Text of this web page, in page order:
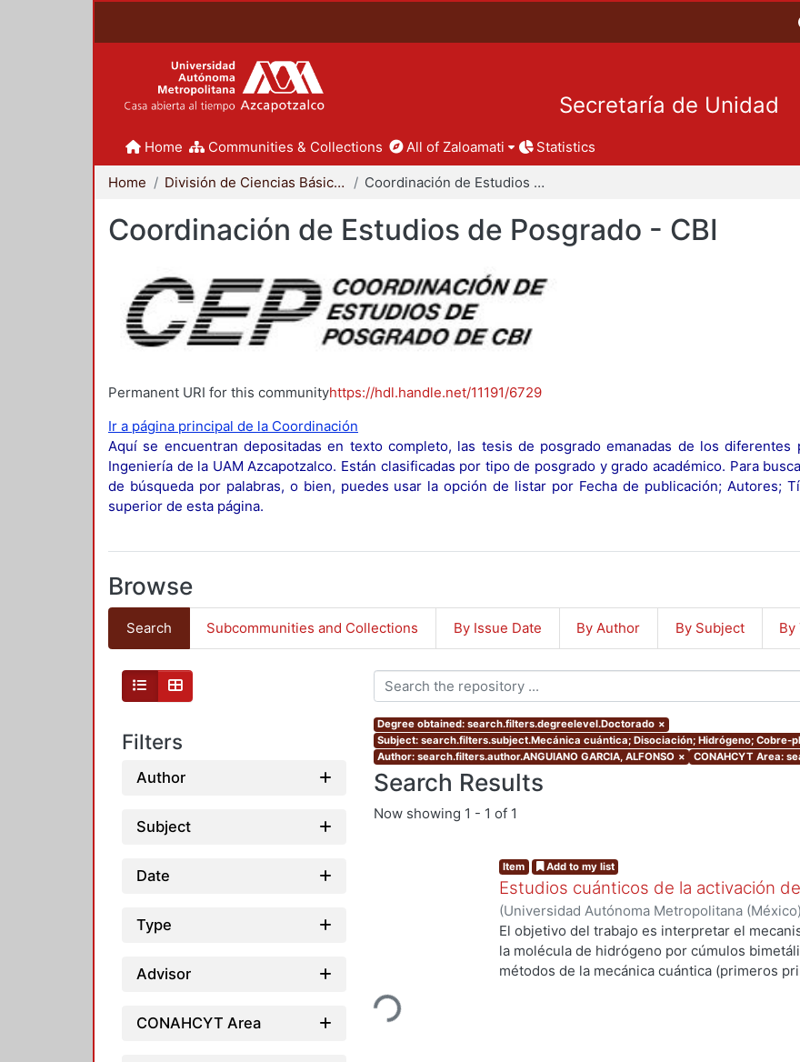
Secretaría de Unidad
Home Communities & Collections All of Zaloamati Statistics
Home División de Ciencias Básicas e Ingeniería Coordinación de Estudios de Posgrado - CBI
Coordinación de Estudios de Posgrado - CBI
Permanent URI for this communityhttps://hdl.handle.net/11191/6729
Ir a página principal de la Coordinación
Aquí se encuentran depositadas en texto completo, las tesis de posgrado emanadas de los
Ingeniería de la UAM Azcapotzalco. Están clasificadas por tipo de posgrado y grado académico. Para
de búsqueda por palabras, o bien, puedes usar la opción de listar por Fecha de publicación; Autores;
superior de esta página.
Browse
Search Subcommunities and Collections By Issue Date By Author By Subject By
Filters
Author
Subject
Date
Type
Advisor
CONAHCYT Area
Degree obtained: search.filters.degreelevel.Doctorado ×
Subject: search.filters.subject.Mecánica cuántica; Disociación; Hidrógeno; Cobre-
Author: search.filters.author.ANGUIANO GARCIA, ALFONSO × CONAHCYT Area:
Search Results
Now showing 1 - 1 of 1
Loading...
Item Add to my list
Estudios cuánticos de la activación
(Universidad Autónoma Metropolitana
de Servicios de Información.,2004-03 )
El objetivo del trabajo es interpretar el
la molécula de hidrógeno por cúmulos
métodos de la mecánica cuántica (primeros